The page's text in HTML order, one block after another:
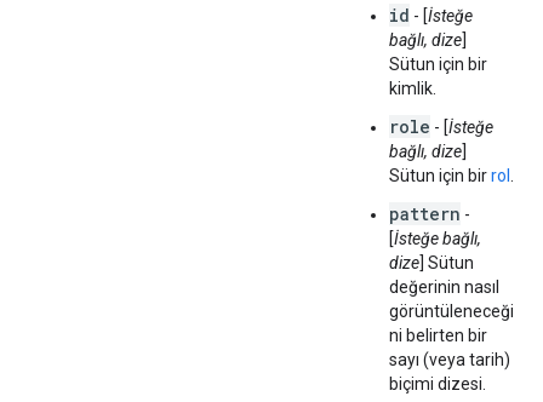
id - [İsteğe
bağlı, dize]
Sütun için bir
kimlik.
role - [İsteğe
bağlı, dize]
Sütun için birrol
pattern -
[İsteğe bağlı,
dize] Sütun
değerinin nasıl
görüntüleneceği
ni belirten bir
sayı (veya tarih)
biçimi dizesi.